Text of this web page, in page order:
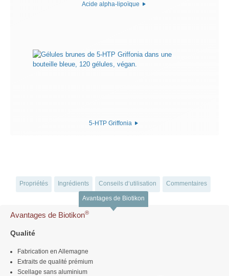
Acide alpha-lipoïque
5-HTP Griffonia
Propriétés Ingrédients Conseils d‘utilisation Commentaires
Avantages de Biotikon
Avantages de Biotikon®
Qualité
Fabrication en Allemagne
Extraits de qualité prémium
Scellage sans aluminium